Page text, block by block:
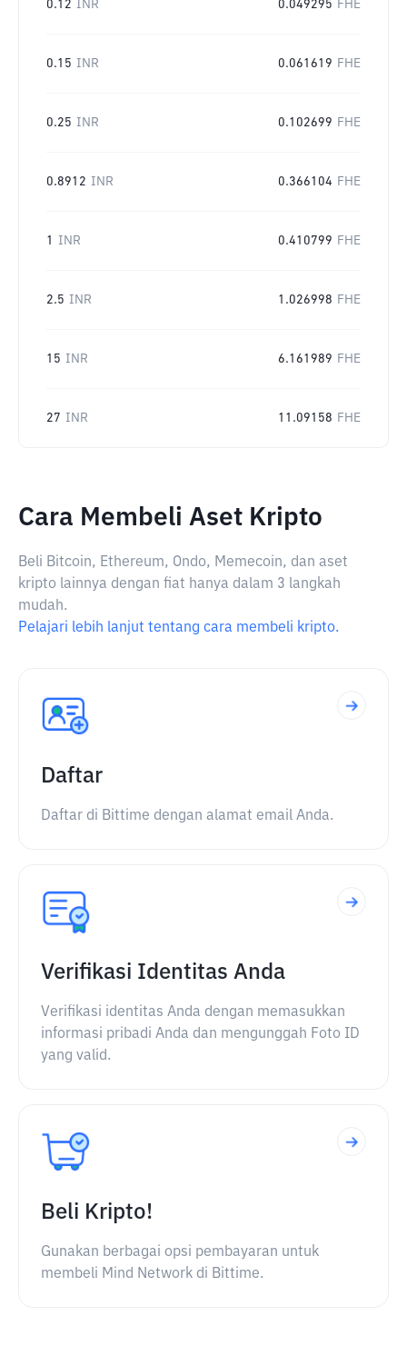
0.12 INR 0.049295 FHE
0.15 INR 0.061619 FHE
0.25 INR 0.102699 FHE
0.8912 INR 0.366104 FHE
1 INR 0.410799 FHE
2.5 INR 1.026998 FHE
15 INR 6.161989 FHE
27 INR 11.09158 FHE
Cara Membeli Aset Kripto
Beli Bitcoin, Ethereum, Ondo, Memecoin, dan aset
kripto lainnya dengan fiat hanya dalam 3 langkah
mudah.
Pelajari lebih lanjut tentang cara membeli kripto.
Daftar
Daftar di Bittime dengan alamat email Anda.
Verifikasi Identitas Anda
Verifikasi identitas Anda dengan memasukkan
informasi pribadi Anda dan mengunggah Foto ID
yang valid.
Beli Kripto!
Gunakan berbagai opsi pembayaran untuk
membeli Mind Network di Bittime.